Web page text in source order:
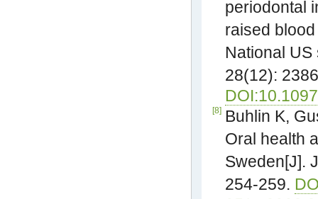
periodontal
raised
National
28(12):
[8]
Buhlin K,
Oral health
Sweden[J].
254-259.